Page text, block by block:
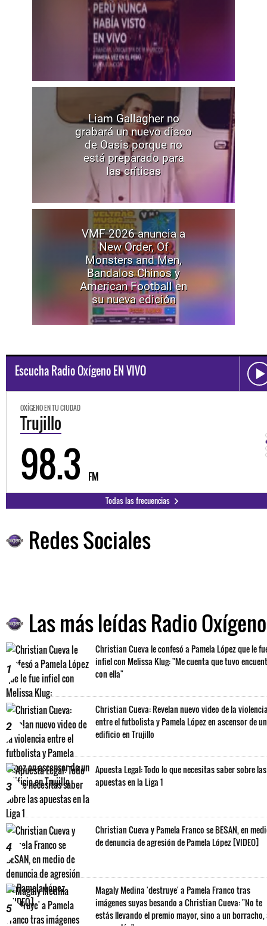
Liam Gallagher no
grabará un nuevo disco
de Oasis porque no
está preparado para
las críticas
VMF 2026 anuncia a
New Order, Of
Monsters and Men,
Bandalos Chinos y
American Football en
su nueva edición
Escucha Radio Oxígeno EN VIVO
OXÍGENO EN TU CIUDAD
Trujillo
98.3 FM
Todas las frecuencias
Redes Sociales
Las más leídas Radio Oxígeno
1
Christian Cueva le confesó a Pamela López que le
infiel con Melissa Klug: "Me cuenta que tuvo
con ella"
2
Christian Cueva: Revelan nuevo video de la
entre el futbolista y Pamela López en ascensor de un
edificio en Trujillo
3
Apuesta Legal: Todo lo que necesitas saber sobre las
apuestas en la Liga 1
4
Christian Cueva y Pamela Franco se BESAN, en
de denuncia de agresión de Pamela López [VIDEO]
5
Magaly Medina 'destruye' a Pamela Franco tras
imágenes suyas besando a Christian Cueva: "No te
estás llevando el premio mayor, sino a un borracho,